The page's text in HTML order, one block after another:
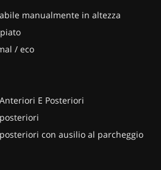
manualmente in altezza
/ eco
E Posteriori
con ausilio al parcheggio